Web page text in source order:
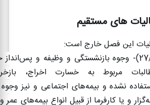
این فصل خارج است:
وجوه بازنشستگی و وظیفه و
مربوط به خسارت اخراج،
نشده و بیمه‌های اجتماعی و نیز
و یا کارفرما از قبیل‌ انواع بیمه‌های